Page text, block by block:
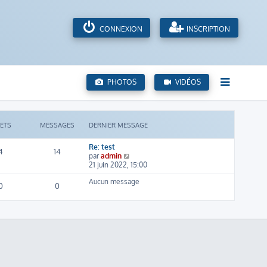
CONNEXION INSCRIPTION
PHOTOS VIDÉOS
MESSAGES DERNIER MESSAGE
14
Re: test
paradmin
o
n
s
l
e
21 juin 2022, 15:00
0 Aucun message